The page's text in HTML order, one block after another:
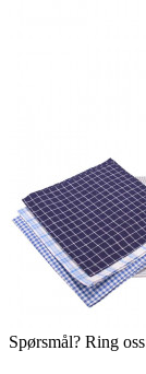
Spørsmål? Ring